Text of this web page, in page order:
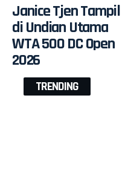
Janice Tjen Tampil
di Undian Utama
WTA 500 DC Open
2026
TRENDING